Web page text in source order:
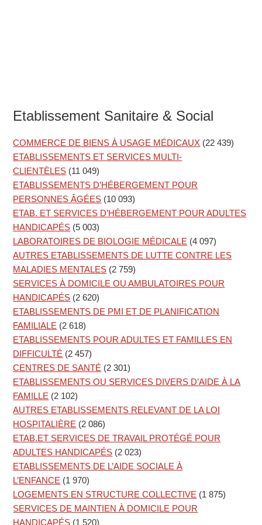
Etablissement Sanitaire & Social
COMMERCE DE BIENS À USAGE MÉDICAUX (22 439)
ETABLISSEMENTS ET SERVICES MULTI-
CLIENTÈLES (11 049)
ETABLISSEMENTS D’HÉBERGEMENT POUR
PERSONNES ÂGÉES (10 093)
ETAB. ET SERVICES D’HÉBERGEMENT POUR ADULTES
HANDICAPÉS (5 003)
LABORATOIRES DE BIOLOGIE MÉDICALE (4 097)
AUTRES ETABLISSEMENTS DE LUTTE CONTRE LES
MALADIES MENTALES (2 759)
SERVICES À DOMICILE OU AMBULATOIRES POUR
HANDICAPÉS (2 620)
ETABLISSEMENTS DE PMI ET DE PLANIFICATION
FAMILIALE (2 618)
ETABLISSEMENTS POUR ADULTES ET FAMILLES EN
DIFFICULTÉ (2 457)
CENTRES DE SANTÉ (2 301)
ETABLISSEMENTS OU SERVICES DIVERS D’AIDE À LA
FAMILLE (2 102)
AUTRES ETABLISSEMENTS RELEVANT DE LA LOI
HOSPITALIÈRE (2 086)
ETAB.ET SERVICES DE TRAVAIL PROTÉGÉ POUR
ADULTES HANDICAPÉS (2 023)
ETABLISSEMENTS DE L’AIDE SOCIALE À
L’ENFANCE (1 970)
LOGEMENTS EN STRUCTURE COLLECTIVE (1 875)
SERVICES DE MAINTIEN À DOMICILE POUR
HANDICAPÉS (1 520)